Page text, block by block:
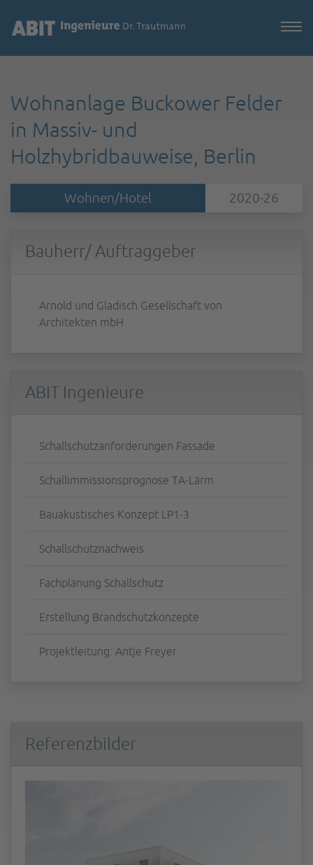
Wohnanlage Buckower Felder
in Massiv- und
Holzhybridbauweise, Berlin
Wohnen/Hotel 2020-26
Bauherr/ Auftraggeber
Arnold und Gladisch Gesellschaft von
Architekten mbH
ABIT Ingenieure
Schallschutzanforderungen Fassade
Schallimmissionsprognose TA-Lärm
Bauakustisches Konzept LP1-3
Schallschutznachweis
Fachplanung Schallschutz
Erstellung Brandschutzkonzepte
Projektleitung: Antje Freyer
Referenzbilder